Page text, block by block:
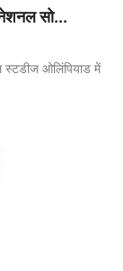
सो...
स्टडीज ओलिंपियाड में